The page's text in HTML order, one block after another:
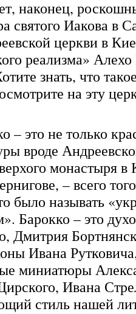
наконец,
святого Иакова в
церкви в
реализма»
знать, что
на эту
– это не только
вроде
монастыря в
– всего
было называть
Барокко – это
Дмитрия
Ивана
миниатюры
Ивана
стиль нашей